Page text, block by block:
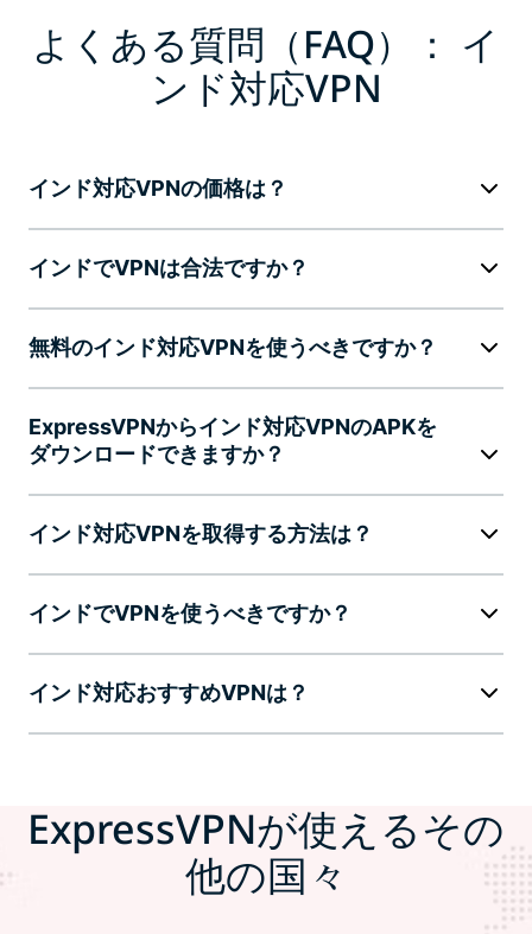
よくある質問（FAQ）： イ
ンド対応VPN
インド対応VPNの価格は？
インドでVPNは合法ですか？
無料のインド対応VPNを使うべきですか？
ExpressVPNからインド対応VPNのAPKを
ダウンロードできますか？
インド対応VPNを取得する方法は？
インドでVPNを使うべきですか？
インド対応おすすめVPNは？
ExpressVPNが使えるその
他の国々